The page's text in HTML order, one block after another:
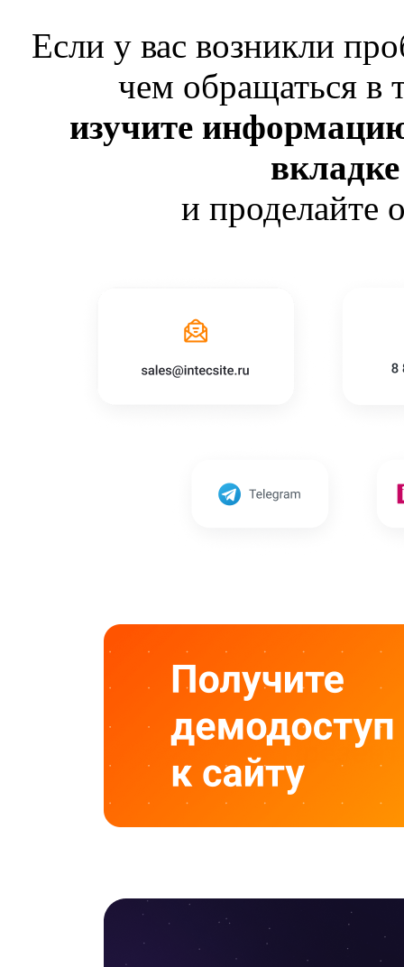
Если у вас возникли
чем обращаться в
изучите
и проделайте